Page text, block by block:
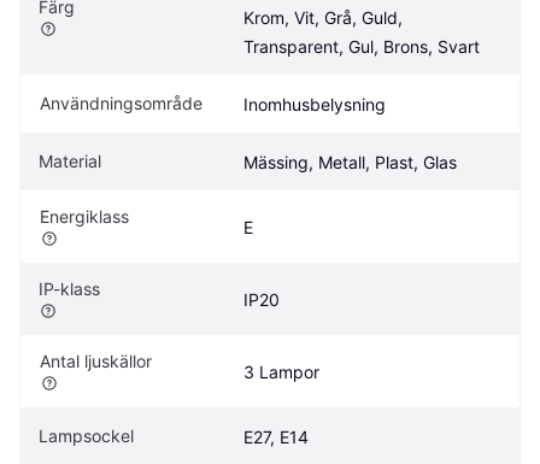
Färg
Krom, Vit, Grå, Guld,
Transparent, Gul, Brons, Svart
Användningsområde Inomhusbelysning
Material Mässing, Metall, Plast, Glas
Energiklass
E
IP-klass
IP20
Antal ljuskällor
3 Lampor
Lampsockel E27, E14